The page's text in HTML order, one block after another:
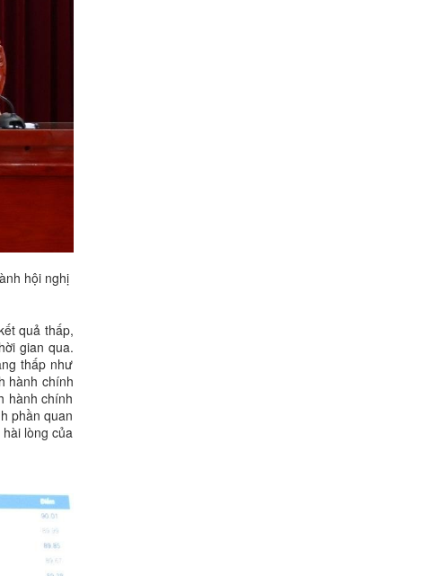
hội nghị
quả thấp,
gian qua.
thấp như
hành chính
hành chính
phần quan
lòng của